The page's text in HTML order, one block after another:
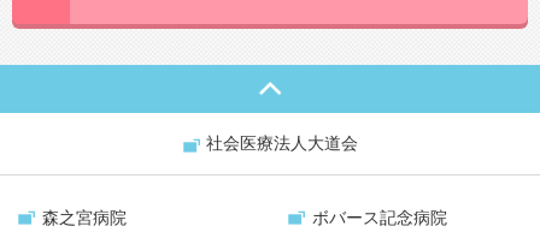
社会医療法人大道会
森之宮病院
ボバース記念病院